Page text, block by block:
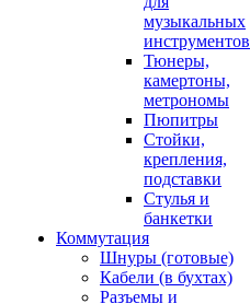
музыкальных
инструментов
Тюнеры,
камертоны,
метрономы
Пюпитры
Стойки,
крепления,
подставки
Стулья и
банкетки
Коммутация
Шнуры (готовые)
Кабели (в бухтах)
Разъемы и